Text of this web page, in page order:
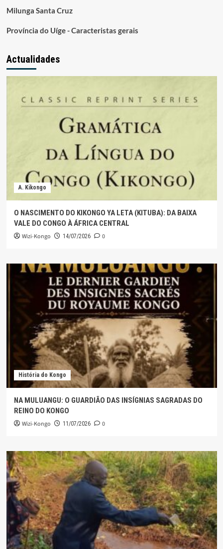
Milunga Santa Cruz
Província do Uíge - Caracteristas gerais
Actualidades
A. Kikongo
O NASCIMENTO DO KIKONGO YA LETA (KITUBA): DA BAIXA
VALE DO CONGO À ÁFRICA CENTRAL
Wizi-Kongo 14/07/2026 0
História do Kongo
NA MULUANGU: O GUARDIÃO DAS INSÍGNIAS SAGRADAS DO
REINO DO KONGO
Wizi-Kongo 11/07/2026 0